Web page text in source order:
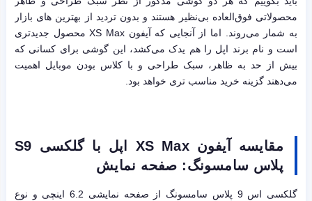
محصولاتی فوق‌العاده بی‌نظیر هستند و بدون تردید از بهترین های بازار
به شمار می‌روند. اما از آنجایی که آیفون XS Max محصول جدیدتری
است و نام برند اپل را هم یدک می‌کشد، این گوشی برای کسانی که
بیش از حد به ظاهر، سبک طراحی و با کلاس بودن موبایل اهمیت
می‌دهند گزینه خرید مناسب تری خواهد بود.
مقایسه آیفون XS Max اپل با گلکسی S9
پلاس سامسونگ: صفحه نمایش
گلکسی اس 9 پلاس سامسونگ از صفحه نمایشی 6.2 اینچی و نوع